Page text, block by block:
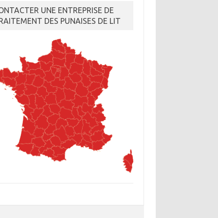
UNE ENTREPRISE DE
DES PUNAISES DE LIT